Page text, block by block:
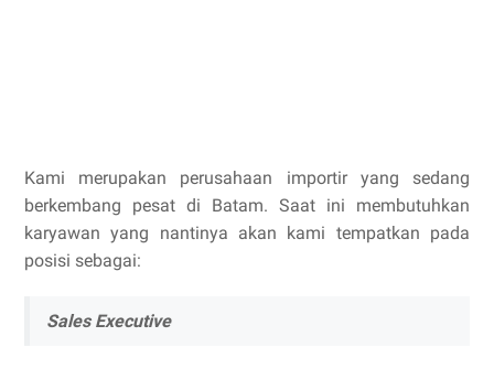
Kami merupakan perusahaan importir yang sedang
berkembang pesat di Batam. Saat ini membutuhkan
karyawan yang nantinya akan kami tempatkan pada
posisi sebagai:
Sales Executive